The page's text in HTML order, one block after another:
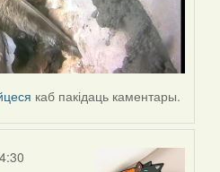
каб пакідаць каментары.